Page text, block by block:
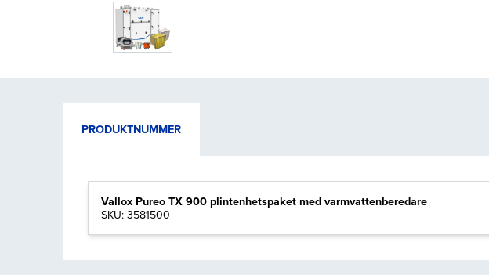
PRODUKTNUMMER
Vallox Pureo TX 900 plintenhetspaket med varmvattenberedare
SKU: 3581500